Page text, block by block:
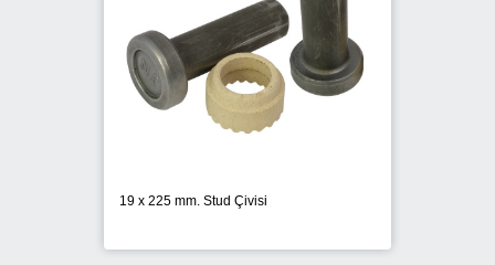
19 x 225 mm. Stud Çivisi